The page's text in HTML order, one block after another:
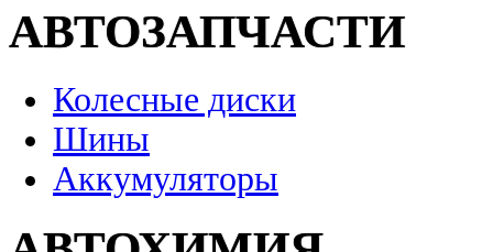
АВТОЗАПЧАСТИ
Колесные диски
Шины
Аккумуляторы